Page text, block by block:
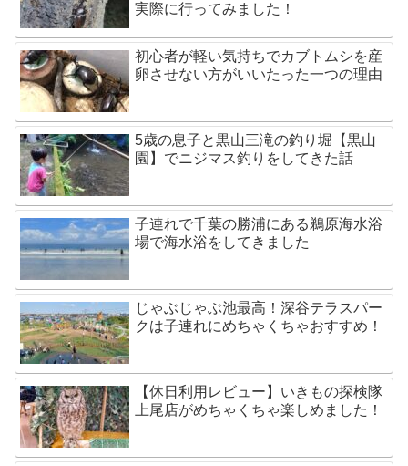
実際に行ってみました！
初心者が軽い気持ちでカブトムシを産
卵させない方がいいたった一つの理由
5歳の息子と黒山三滝の釣り堀【黒山
園】でニジマス釣りをしてきた話
子連れで千葉の勝浦にある鵜原海水浴
場で海水浴をしてきました
じゃぶじゃぶ池最高！深谷テラスパー
クは子連れにめちゃくちゃおすすめ！
【休日利用レビュー】いきもの探検隊
上尾店がめちゃくちゃ楽しめました！